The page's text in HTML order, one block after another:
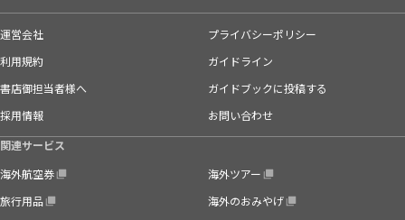
運営会社
プライバシーポリシー
利用規約
ガイドライン
書店御担当者様へ
ガイドブックに投稿する
採用情報
お問い合わせ
関連サービス
海外航空券
海外ツアー
旅行用品
海外のおみやげ